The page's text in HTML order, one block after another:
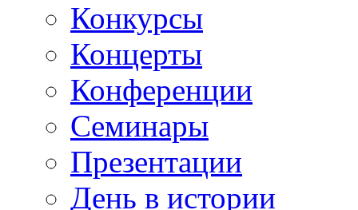
Конкурсы
Концерты
Конференции
Семинары
Презентации
День в истории